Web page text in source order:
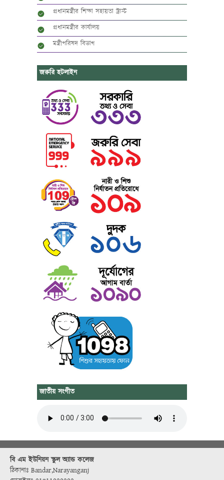
প্রধানমন্ত্রীর শিক্ষা সহায়তা ট্রাস্ট
প্রধানমন্ত্রীর কার্যালয়
মন্ত্রীপরিষদ বিভাগ
জরুরি হটলাইন
জাতীয় সংগীত
বি এম ইউনিয়ন স্কুল অ্যান্ড কলেজ
ঠিকানাঃ Bandar,Narayanganj